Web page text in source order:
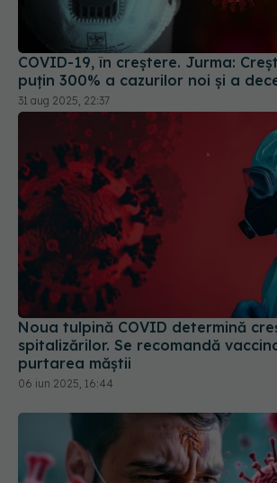
COVID-19, în creștere. Jurma:
puțin 300% a cazurilor noi și a
31 aug 2025, 22:37
Noua tulpină COVID determină
spitalizărilor. Se recomandă
purtarea măștii
06 iun 2025, 16:44